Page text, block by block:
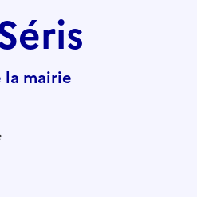
mairie